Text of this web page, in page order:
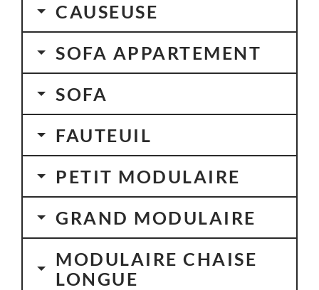
CAUSEUSE
SOFA APPARTEMENT
SOFA
FAUTEUIL
PETIT MODULAIRE
GRAND MODULAIRE
MODULAIRE CHAISE
LONGUE